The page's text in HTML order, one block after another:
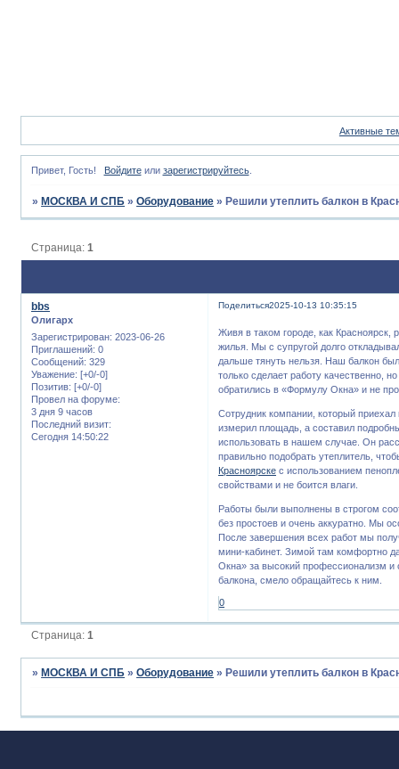
Активные
Привет, Гость! Войдитеили зарегистрируйтесь.
» МОСКВА И СПБ »Оборудование » Решили утеплить балкон в
Страница:1
Поделиться2025-10-13 10:35:15
bbs
Олигарх
Зарегистрирован: 2023-06-26
Приглашений: 0
Сообщений: 329
Уважение: [+0/-0]
Позитив: [+0/-0]
Провел на форуме:
3 дня 9 часов
Последний визит:
Сегодня 14:50:22
Живя в таком городе, как Красноярск,
жилья. Мы с супругой долго
дальше тянуть нельзя. Наш балкон
только сделает работу качественно,
обратились в «Формулу Окна» и не
Сотрудник компании, который
измерил площадь, а составил
использовать в нашем случае. Он
правильно подобрать утеплитель,
Красноярске с использованием
свойствами и не боится влаги.
Работы были выполнены в строгом
без простоев и очень аккуратно. Мы
После завершения всех работ мы
мини-кабинет. Зимой там комфортно
Окна» за высокий профессионализм и
балкона, смело обращайтесь к ним.
0
Страница:1
» МОСКВА И СПБ »Оборудование » Решили утеплить балкон в